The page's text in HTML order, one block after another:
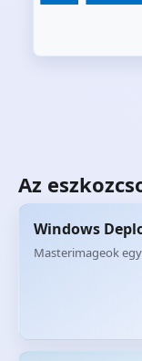
Az
Windows
Masterimageok